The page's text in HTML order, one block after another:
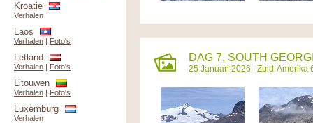
DAG 7, SOUTH
25 Januari 2026 | Zuid-Amerika
Kroatië
Verhalen
Laos
Verhalen | Foto's
Letland
Verhalen | Foto's
Litouwen
Verhalen | Foto's
Luxemburg
Verhalen